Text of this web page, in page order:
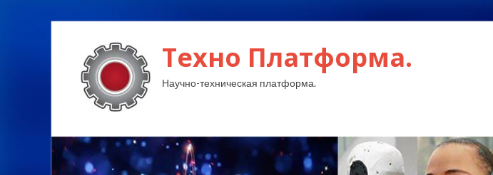
Техно Платформа.
Научно-техническая платформа.